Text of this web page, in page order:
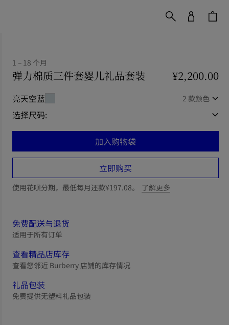
1 – 18 个月
弹力棉质三件套婴儿礼品套装 价格 ¥2,200.001
¥2,200.00
亮天空蓝 2 款颜色
选择尺码:
加入购物袋
立即购买
使用花呗分期，最低每月还款¥197.08。 了解更多
免费配送与退货
适用于所有订单
查看精品店库存
查看您邻近 Burberry 店铺的库存情况
礼品包装
免费提供无塑料礼品包装